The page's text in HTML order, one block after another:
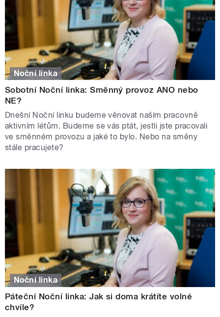
Noční linka
Sobotní Noční linka: Směnný provoz ANO nebo
NE?
Dnešní Noční linku budeme věnovat naším pracovně
aktivním létům. Budeme se vás ptát, jestli jste pracovali
ve směnném provozu a jaké to bylo. Nebo na směny
stále pracujete?
Noční linka
Páteční Noční linka: Jak si doma krátíte volné
chvíle?